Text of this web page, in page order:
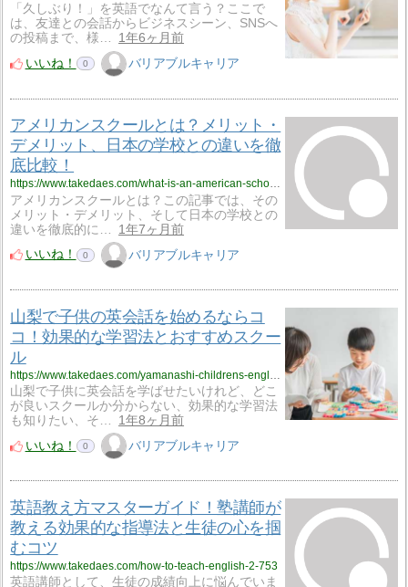
「久しぶり！」を英語でなんて言う？ここで
は、友達との会話からビジネスシーン、SNSへ
の投稿まで、様…
1年6ヶ月前
いいね！
0 バリアブルキャリア
アメリカンスクールとは？メリット・
デメリット、日本の学校との違いを徹
底比較！
https://www.takedaes.com/what-is-an-american-school-785
アメリカンスクールとは？この記事では、その
メリット・デメリット、そして日本の学校との
違いを徹底的に…
1年7ヶ月前
いいね！
0 バリアブルキャリア
山梨で子供の英会話を始めるならコ
コ！効果的な学習法とおすすめスクー
ル
山梨で子供に英会話を学ばせたいけれど、どこ
が良いスクールか分からない、効果的な学習法
も知りたい、そ…
1年8ヶ月前
いいね！
0 バリアブルキャリア
英語教え方マスターガイド！塾講師が
教える効果的な指導法と生徒の心を掴
むコツ
https://www.takedaes.com/how-to-teach-english-2-753
英語講師として、生徒の成績向上に悩んでいま